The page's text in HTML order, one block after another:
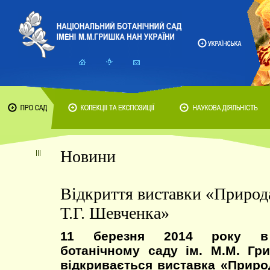
Новини
Відкриття виставки
Т.Г. Шевченка»
11 березня 2014 року в
ботанічному саду ім. М.М.
відкривається виставка